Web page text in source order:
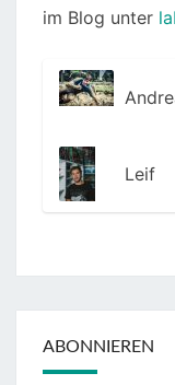
im Blog unter
Leif
ABONNIEREN